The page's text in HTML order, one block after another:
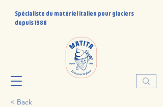
Spécialiste du matériel italien pour glaciers
depuis 1988
< Back